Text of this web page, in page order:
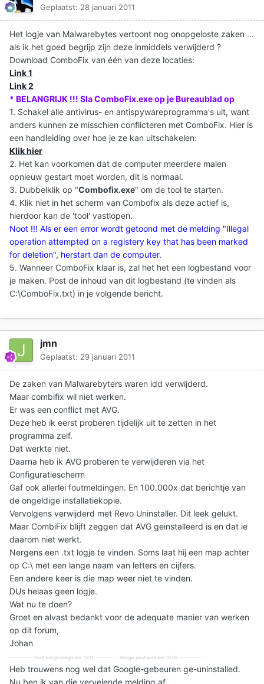
Geplaatst: 28 januari 2011
Het logje van Malwarebytes vertoont nog onopgeloste zaken ...
als ik het goed begrijp zijn deze inmiddels verwijderd ?
Download ComboFix van één van deze locaties:
Link 1
Link 2
* BELANGRIJK !!! Sla ComboFix.exe op je Bureaublad op
1. Schakel alle antivirus- en antispywareprogramma's uit, want
anders kunnen ze misschien conflicteren met ComboFix. Hier is
een handleiding over hoe je ze kan uitschakelen:
Klik hier
2. Het kan voorkomen dat de computer meerdere malen
opnieuw gestart moet worden, dit is normaal.
3. Dubbelklik op "Combofix.exe" om de tool te starten.
4. Klik niet in het scherm van Combofix als deze actief is,
hierdoor kan de 'tool' vastlopen.
Noot !!! Als er een error wordt getoond met de melding "Illegal
operation attempted on a registery key that has been marked
for deletion", herstart dan de computer.
5. Wanneer ComboFix klaar is, zal het het een logbestand voor
je maken. Post de inhoud van dit logbestand (te vinden als
C:\ComboFix.txt) in je volgende bericht.
jmn
Geplaatst: 29 januari 2011
De zaken van Malwarebyters waren idd verwijderd.
Maar combifix wil niet werken.
Er was een conflict met AVG.
Deze heb ik eerst proberen tijdelijk uit te zetten in het
programma zelf.
Dat werkte niet.
Daarna heb ik AVG proberen te verwijderen via het
Configuratiescherm
Gaf ook allerlei foutmeldingen. En 100.000x dat berichtje van
de ongeldige installatiekopie.
Vervolgens verwijderd met Revo Uninstaller. Dit leek gelukt.
Maar CombiFix blijft zeggen dat AVG geinstalleerd is en dat ie
daarom niet werkt.
Nergens een .txt logje te vinden. Soms laat hij een map achter
op C:\ met een lange naam van letters en cijfers.
Een andere keer is die map weer niet te vinden.
DUs helaas geen logje.
Wat nu te doen?
Groet en alvast bedankt voor de adequate manier van werken
op dit forum,
Johan
---------- Post toegevoegd om 10:11 ---------- Vorige post was om 10:09 ----------
Heb trouwens nog wel dat Google-gebeuren ge-uninstalled.